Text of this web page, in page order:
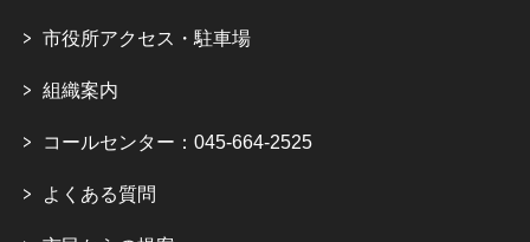
市役所アクセス・駐車場
組織案内
コールセンター：045-664-2525
よくある質問